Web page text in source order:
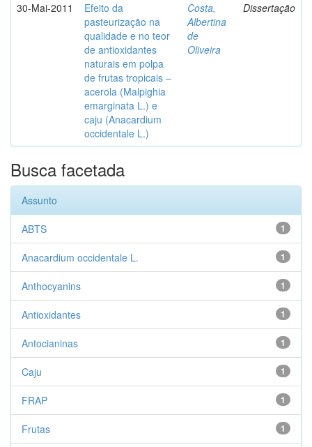
30-Mai-2011
Efeito da
pasteurização na
qualidade e no teor
de antioxidantes
naturais em polpa
de frutas tropicais –
acerola (Malpighia
emarginata L.) e
caju (Anacardium
occidentale L.)
Costa,
Albertina
de
Oliveira
Dissertação
Busca facetada
Assunto
1
ABTS
1
Anacardium occidentale L.
1
Anthocyanins
1
Antioxidantes
1
Antocianinas
1
Caju
1
FRAP
1
Frutas